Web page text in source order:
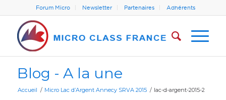
Forum Micro Newsletter Partenaires Adhérents
Blog - A la une
Accueil / Micro Lac d’Argent Annecy SRVA 2015 / lac-d-argent-2015-2